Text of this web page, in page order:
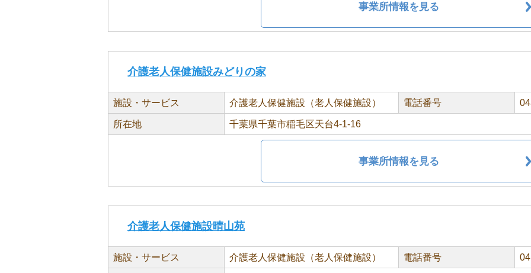
事業所情報を見る
介護老人保健施設みどりの家
施設・サービス 介護老人保健施設（老人保健施設） 電話番号
所在地 千葉県千葉市稲毛区天台4-1-16
事業所情報を見る
介護老人保健施設晴山苑
施設・サービス 介護老人保健施設（老人保健施設） 電話番号